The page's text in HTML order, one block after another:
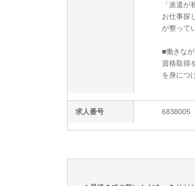
「派遣
お仕事探
が整って
■働きな
資格取得
を身につ
求人番号 6838005